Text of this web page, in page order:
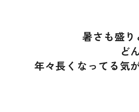
暑さも盛り
ど
年々長くなってる気